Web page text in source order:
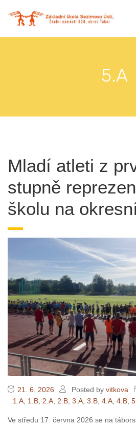
5.A
Mladí atleti z
stupně
školu na
21. 6. 2026 Posted by vitkova
1.A 1.B 2.A 2.B 3.A 3.B 4.A 4.B
Ve středu 17. června 2026 se na